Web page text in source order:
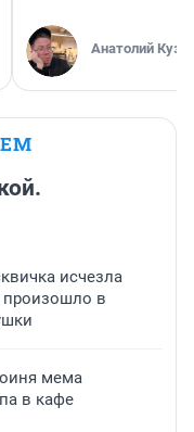
Анатолий
исчезла
произошло в
мема
в кафе